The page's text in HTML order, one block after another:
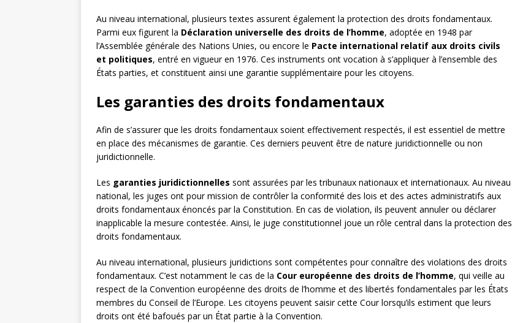
Au niveau international, plusieurs textes assurent également la protection des droits fondamentaux.
Parmi eux figurent la Déclaration universelle des droits de l’homme, adoptée en 1948 par
l’Assemblée générale des Nations Unies, ou encore le Pacte international relatif aux droits civils
et politiques, entré en vigueur en 1976. Ces instruments ont vocation à s’appliquer à l’ensemble des
États parties, et constituent ainsi une garantie supplémentaire pour les citoyens.
Les garanties des droits fondamentaux
Afin de s’assurer que les droits fondamentaux soient effectivement respectés, il est essentiel de mettre
en place des mécanismes de garantie. Ces derniers peuvent être de nature juridictionnelle ou non
juridictionnelle.
Les garanties juridictionnelles sont assurées par les tribunaux nationaux et internationaux. Au niveau
national, les juges ont pour mission de contrôler la conformité des lois et des actes administratifs aux
droits fondamentaux énoncés par la Constitution. En cas de violation, ils peuvent annuler ou déclarer
inapplicable la mesure contestée. Ainsi, le juge constitutionnel joue un rôle central dans la protection des
droits fondamentaux.
Au niveau international, plusieurs juridictions sont compétentes pour connaître des violations des droits
fondamentaux. C’est notamment le cas de la Cour européenne des droits de l’homme, qui veille au
respect de la Convention européenne des droits de l’homme et des libertés fondamentales par les États
membres du Conseil de l’Europe. Les citoyens peuvent saisir cette Cour lorsqu’ils estiment que leurs
droits ont été bafoués par un État partie à la Convention.